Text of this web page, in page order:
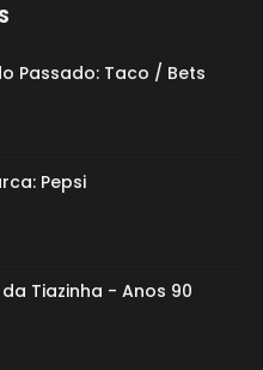
Passado: Taco / Bets
Pepsi
Tiazinha - Anos 90